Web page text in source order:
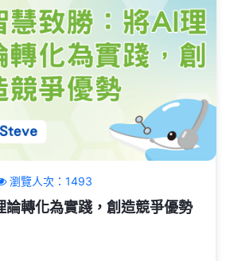
瀏覽人次：1493
論轉化為實踐，創造競爭優勢